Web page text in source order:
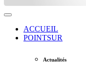
ACCUEIL
POINTSUR
Actualités